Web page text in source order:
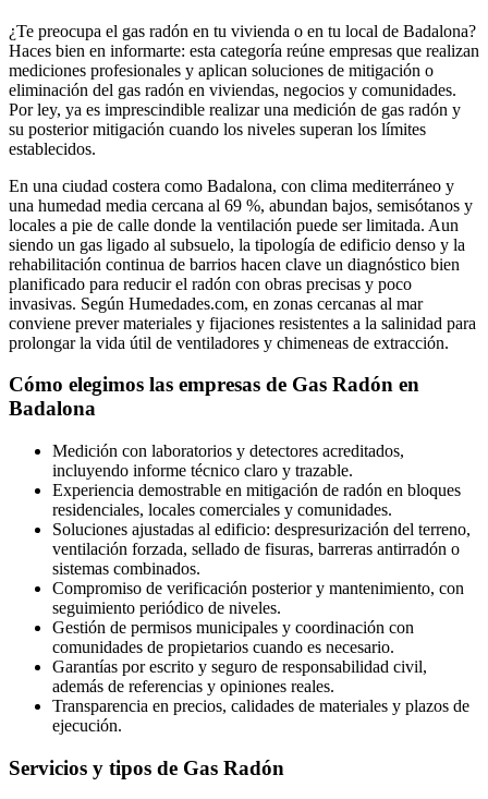
¿Te preocupa el gas radón en tu vivienda o en tu local de Badalona?
Haces bien en informarte: esta categoría reúne empresas que realizan
mediciones profesionales y aplican soluciones de mitigación o
eliminación del gas radón en viviendas, negocios y comunidades.
Por ley, ya es imprescindible realizar una medición de gas radón y
su posterior mitigación cuando los niveles superan los límites
establecidos.
En una ciudad costera como Badalona, con clima mediterráneo y
una humedad media cercana al 69 %, abundan bajos, semisótanos y
locales a pie de calle donde la ventilación puede ser limitada. Aun
siendo un gas ligado al subsuelo, la tipología de edificio denso y la
rehabilitación continua de barrios hacen clave un diagnóstico bien
planificado para reducir el radón con obras precisas y poco
invasivas. Según Humedades.com, en zonas cercanas al mar
conviene prever materiales y fijaciones resistentes a la salinidad para
prolongar la vida útil de ventiladores y chimeneas de extracción.
Cómo elegimos las empresas de Gas Radón en
Badalona
Medición con laboratorios y detectores acreditados,
incluyendo informe técnico claro y trazable.
Experiencia demostrable en mitigación de radón en bloques
residenciales, locales comerciales y comunidades.
Soluciones ajustadas al edificio: despresurización del terreno,
ventilación forzada, sellado de fisuras, barreras antirradón o
sistemas combinados.
Compromiso de verificación posterior y mantenimiento, con
seguimiento periódico de niveles.
Gestión de permisos municipales y coordinación con
comunidades de propietarios cuando es necesario.
Garantías por escrito y seguro de responsabilidad civil,
además de referencias y opiniones reales.
Transparencia en precios, calidades de materiales y plazos de
ejecución.
Servicios y tipos de Gas Radón